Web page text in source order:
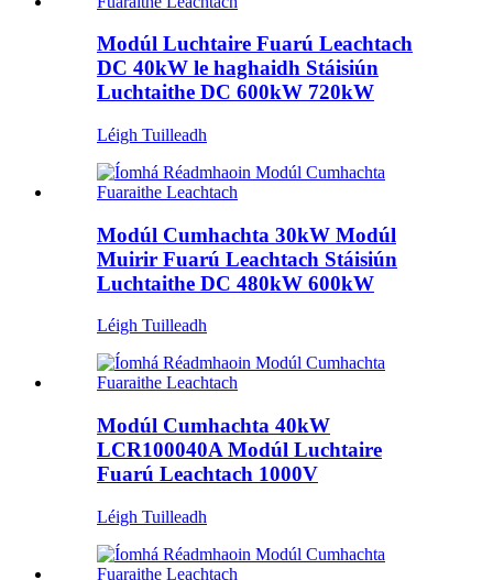
Modúl Luchtaire Fuarú Leachtach
DC 40kW le haghaidh Stáisiún
Luchtaithe DC 600kW 720kW
Léigh Tuilleadh
Modúl Cumhachta 30kW Modúl
Muirir Fuarú Leachtach Stáisiún
Luchtaithe DC 480kW 600kW
Léigh Tuilleadh
Modúl Cumhachta 40kW
LCR100040A Modúl Luchtaire
Fuarú Leachtach 1000V
Léigh Tuilleadh